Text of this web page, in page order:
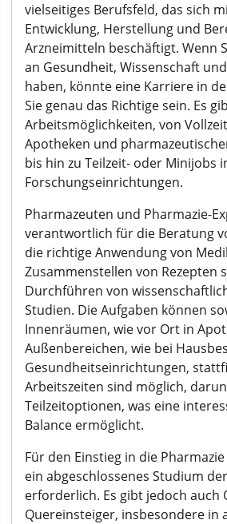
vielseitiges Berufsfeld, das sich
Entwicklung, Herstellung und
Arzneimitteln beschäftigt. Wenn
an Gesundheit, Wissenschaft
haben, könnte eine Karriere in
Sie genau das Richtige sein. Es
Arbeitsmöglichkeiten, von
Apotheken und
bis hin zu Teilzeit- oder Minijobs
Forschungseinrichtungen.
Pharmazeuten und Pharmazie-
verantwortlich für die Beratung
die richtige Anwendung von
Zusammenstellen von Rezepten
Durchführen von
Studien. Die Aufgaben können
Innenräumen, wie vor Ort in
Außenbereichen, wie bei
Gesundheitseinrichtungen,
Arbeitszeiten sind möglich,
Teilzeitoptionen, was eine
Balance ermöglicht.
Für den Einstieg in die
ein abgeschlossenes Studium
erforderlich. Es gibt jedoch auch
Quereinsteiger, insbesondere in